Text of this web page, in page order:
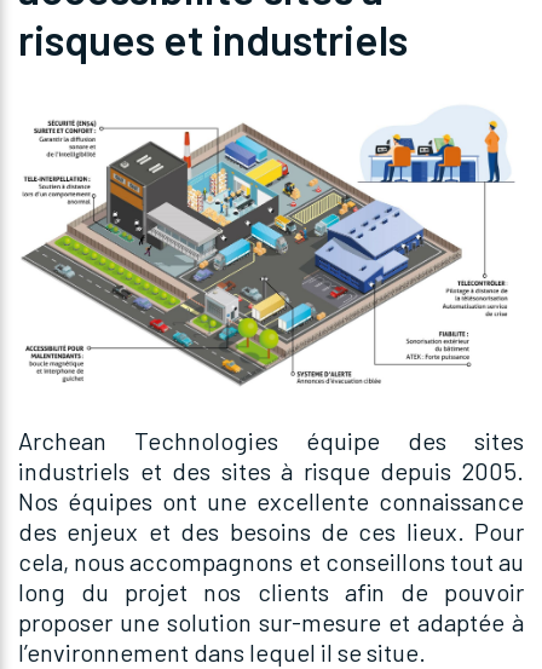
risques et industriels
Archean Technologies équipe des sites
industriels et des sites à risque depuis 2005.
Nos équipes ont une excellente connaissance
des enjeux et des besoins de ces lieux. Pour
cela, nous accompagnons et conseillons tout au
long du projet nos clients afin de pouvoir
proposer une solution sur-mesure et adaptée à
l’environnement dans lequel il se situe.